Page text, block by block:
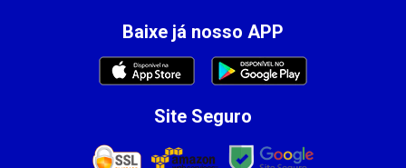
Baixe já nosso APP
Site Seguro